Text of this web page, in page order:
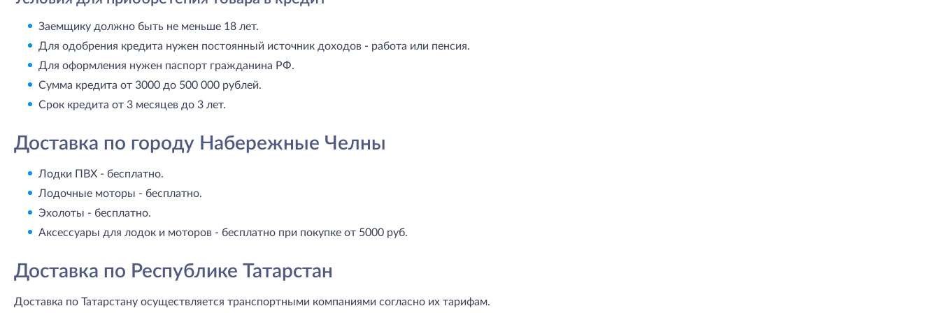
Заемщику должно быть не меньше 18 лет.
Для одобрения кредита нужен постоянный источник доходов - работа или пенсия.
Для оформления нужен паспорт гражданина РФ.
Сумма кредита от 3000 до 500 000 рублей.
Срок кредита от 3 месяцев до 3 лет.
Доставка по городу Набережные Челны
Лодки ПВХ - бесплатно.
Лодочные моторы - бесплатно.
Эхолоты - бесплатно.
Аксессуары для лодок и моторов - бесплатно при покупке от 5000 руб.
Доставка по Республике Татарстан
Доставка по Татарстану осуществляется транспортными компаниями согласно их тарифам.